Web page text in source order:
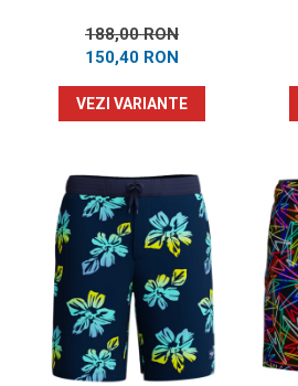
188,00 RON
150,40 RON
VEZI VARIANTE